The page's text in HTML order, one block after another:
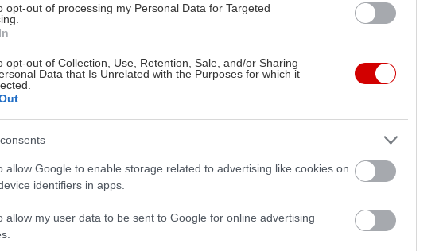
opt-out of processing my Personal Data for Targeted
opt-out of Collection, Use, Retention, Sale, and/or Sharing
Data that Is Unrelated with the Purposes for which it
allow Google to enable storage related to advertising like cookies on
identifiers in apps.
allow my user data to be sent to Google for online advertising
τα γαλλικά υπάρχουν δύο πανομοιότυπες εκφράσεις που
ευκολία ή τη δυσκολία ενός εγχειρήματος με cake και τάρτα
a piece of cake λέμε στα αγγλικά όταν κάτι είναι πολύ εύκολο, ενώ
tarte στα γαλλικά (που μεταφράζεται επί λέξει δεν είναι τάρτα)
πως πρόκειται για κάτι δύσκολο. Περίεργο, δεν είναι; Αν το